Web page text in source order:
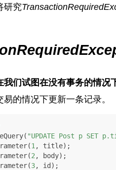
研究
我们试图在没有事务的情况
的情况下更新一条记录。
"UPDATE Post p SET
1 , title);
2 , body);
3, id);